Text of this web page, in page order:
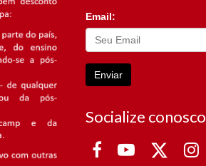
Email:
Enviar
Socialize conosco